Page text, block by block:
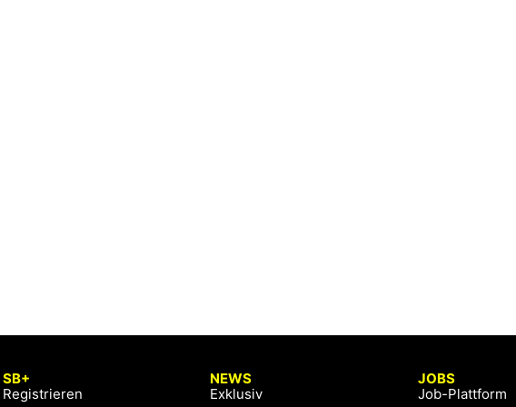
SB+
Registrieren
NEWS
Exklusiv
JOBS
Job-Plattform